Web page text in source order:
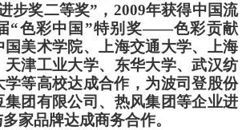
步奖二等奖”，2009年获得中国流
“色彩中国”特别奖——色彩贡献
国美术学院、 上海交通大学、
上海
天津工业大学、 东华大学、武汉纺
学等高校达成合作 ， 为波司登股份
集团有限公司 、 热风集团等企业进
多家品牌达成商务合作。